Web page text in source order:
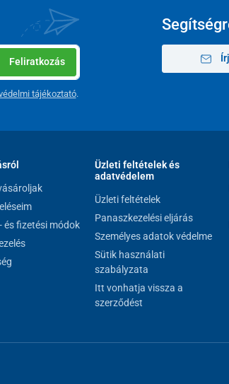
Feliratkozás
tájékoztató.
és fizetési módok
Üzleti feltételek és
adatvédelem
Üzleti feltételek
Panaszkezelési eljárás
Személyes adatok védelme
Sütik használati
szabályzata
Itt vonhatja vissza a
szerződést